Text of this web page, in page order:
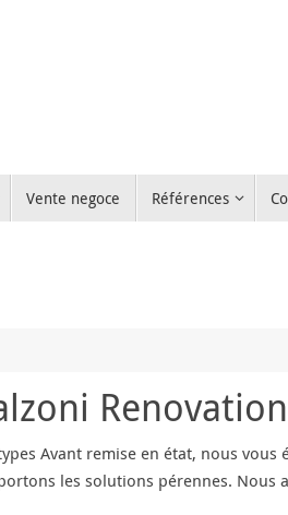
Vente negoce Références
Avant remise en état, nous
les solutions pérennes. Nous